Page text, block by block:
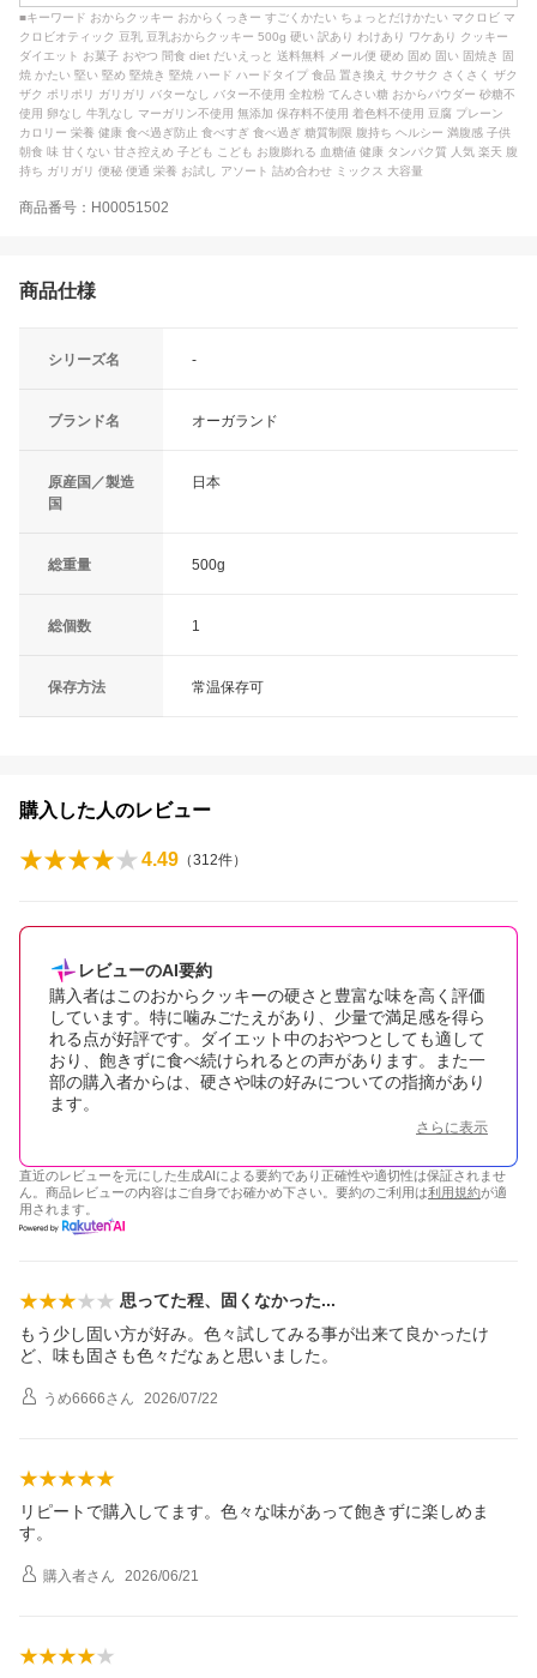
■キーワード おからクッキー おからくっきー すごくかたい ちょっとだけかたい マクロビ マ
クロビオティック 豆乳 豆乳おからクッキー 500g 硬い 訳あり わけあり ワケあり クッキー
ダイエット お菓子 おやつ 間食 diet だいえっと 送料無料 メール便 硬め 固め 固い 固焼き 固
焼 かたい 堅い 堅め 堅焼き 堅焼 ハード ハードタイプ 食品 置き換え サクサク さくさく ザク
ザク ポリポリ ガリガリ バターなし バター不使用 全粒粉 てんさい糖 おからパウダー 砂糖不
使用 卵なし 牛乳なし マーガリン不使用 無添加 保存料不使用 着色料不使用 豆腐 プレーン
カロリー 栄養 健康 食べ過ぎ防止 食べすぎ 食べ過ぎ 糖質制限 腹持ち ヘルシー 満腹感 子供
朝食 味 甘くない 甘さ控えめ 子ども こども お腹膨れる 血糖値 健康 タンパク質 人気 楽天 腹
持ち ガリガリ 便秘 便通 栄養 お試し アソート 詰め合わせ ミックス 大容量
商品番号：H00051502
商品仕様
シリーズ名 -
ブランド名 オーガランド
原産国／製造
国
日本
総重量 500g
総個数 1
保存方法 常温保存可
購入した人のレビュー
4.49 （312件）
レビューのAI要約
購入者はこのおからクッキーの硬さと豊富な味を高く評価
しています。特に噛みごたえがあり、少量で満足感を得ら
れる点が好評です。ダイエット中のおやつとしても適して
おり、飽きずに食べ続けられるとの声があります。また一
部の購入者からは、硬さや味の好みについての指摘があり
ます。
さらに表示
直近のレビューを元にした生成AIによる要約であり正確性や適切性は保証されませ
ん。商品レビューの内容はご自身でお確かめ下さい。要約のご利用は利用規約が適
用されます。
思ってた程、固くなかった
もう少し固い方が好み。色々試してみる事が出来て良かったけ
ど、味も固さも色々だなぁと思いました。
うめ6666さん 2026/07/22
リピートで購入してます。色々な味があって飽きずに楽しめま
す。
購入者さん 2026/06/21